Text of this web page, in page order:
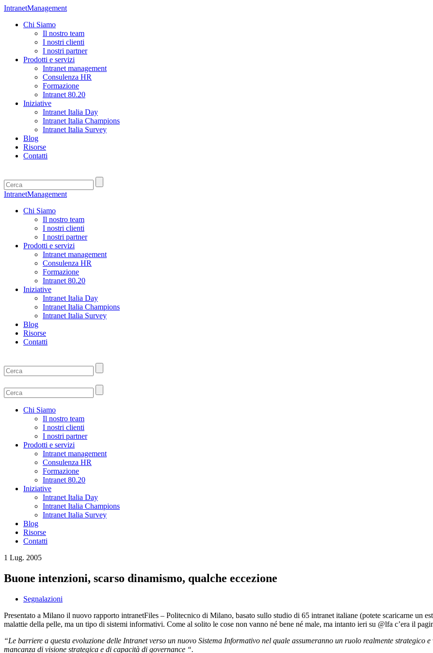
IntranetManagement
Chi Siamo
Il nostro team
I nostri clienti
I nostri partner
Prodotti e servizi
Intranet management
Consulenza HR
Formazione
Intranet 80.20
Iniziative
Intranet Italia Day
Intranet Italia Champions
Intranet Italia Survey
Blog
Risorse
Contatti
IntranetManagement
Chi Siamo
Il nostro team
I nostri clienti
I nostri partner
Prodotti e servizi
Intranet management
Consulenza HR
Formazione
Intranet 80.20
Iniziative
Intranet Italia Day
Intranet Italia Champions
Intranet Italia Survey
Blog
Risorse
Contatti
Chi Siamo
Il nostro team
I nostri clienti
I nostri partner
Prodotti e servizi
Intranet management
Consulenza HR
Formazione
Intranet 80.20
Iniziative
Intranet Italia Day
Intranet Italia Champions
Intranet Italia Survey
Blog
Risorse
Contatti
1 Lug. 2005
Buone intenzioni, scarso dinamismo, qualche eccezione
Segnalazioni
Presentato a Milano il nuovo rapporto intranetFiles – Politecnico di Milano, basato sullo studio di 65 intranet italiane (potete scaricarne un
malattie della pelle, ma un tipo di sistemi informativi. Come al solito le cose non vanno né bene né male, ma intanto ieri su @lfa c’era il
“Le barriere a questa evoluzione delle Intranet verso un nuovo Sistema Informativo nel quale assumeranno un ruolo realmente strategico
mancanza di visione strategica e di capacità di governance “.